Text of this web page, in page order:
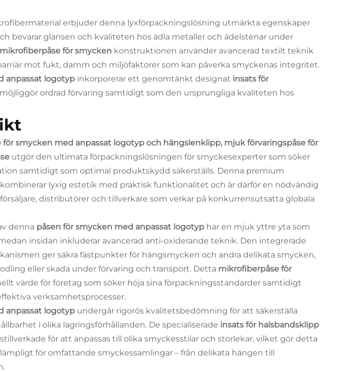
erbjuder denna lyxförpackningslösning utmärkta egenskaper
bevarar glansen och kvaliteten hos ädla metaller och ädelstenar under
mikrofiberpåse för smycken konstruktionen använder avancerad textilt teknik
mot fukt, damm och miljöfaktorer som kan påverka smyckenas integritet.
anpassat logotyp inkorporerar ett genomtänkt designat insats för
ordrad förvaring samtidigt som den ursprungliga kvaliteten hos
smycken med anpassat logotyp och hängslenklipp, mjuk förvaringspåse för
utgör den ultimata förpackningslösningen för smyckesexperter som söker
samtidigt som optimal produktskydd säkerställs. Denna premium
kombinerar lyxig estetik med praktisk funktionalitet och är därför en nödvändig
distributörer och tillverkare som verkar på konkurrensutsatta globala
denna påsen för smycken med anpassat logotyp har en mjuk yttre yta som
insidan inkluderar avancerad anti-oxiderande teknik. Den integrerade
ger säkra fästpunkter för hängsmycken och andra delikata smycken,
eller skada under förvaring och transport. Detta mikrofiberpåse för
värde för företag som söker höja sina förpackningsstandarder samtidigt
verksamhetsprocesser.
anpassat logotyp undergår rigorös kvalitetsbedömning för att säkerställa
i olika lagringsförhållanden. De specialiserade insats för halsbandsklipp
för att anpassas till olika smyckesstilar och storlekar, vilket gör detta
lämpligt för omfattande smyckessamlingar – från delikata hängen till